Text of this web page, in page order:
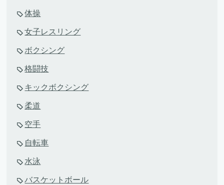
体操
女子レスリング
ボクシング
格闘技
キックボクシング
柔道
空手
自転車
水泳
バスケットボール